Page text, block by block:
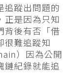
追蹤出問題的
正是因為只知
背後有否「借
很難追蹤知
）因為公開
鏈紀錄就能追